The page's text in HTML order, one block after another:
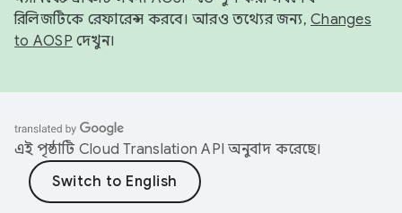
রিলিজটিকে রেফারেন্স করবে। আরও তথ্যের জন্য, Changes
to AOSP দেখুন।
এই পৃষ্ঠাটি Cloud Translation API অনুবাদ করেছে।